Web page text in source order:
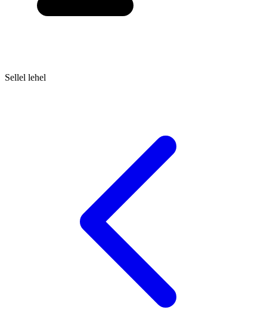
Sellel lehel